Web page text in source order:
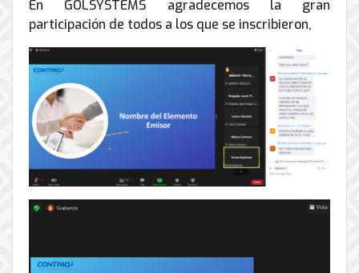
En GOLSYSTEMS agradecemos la gran
participación de todos a los que se inscribieron,